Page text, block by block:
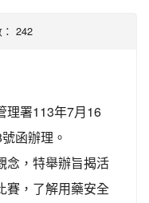
242
理署113年7月16
函辦理。
念，特舉辦旨揭活
賽，了解用藥安全